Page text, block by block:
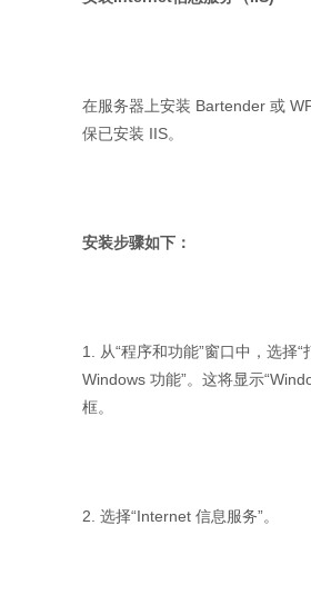
在服务器上安装 Bartender 或
保已安装 IIS。
安装步骤如下：
1. 从“程序和功能”窗口中，选择“
Windows 功能”。这将显示
框。
2. 选择“Internet 信息服务”。